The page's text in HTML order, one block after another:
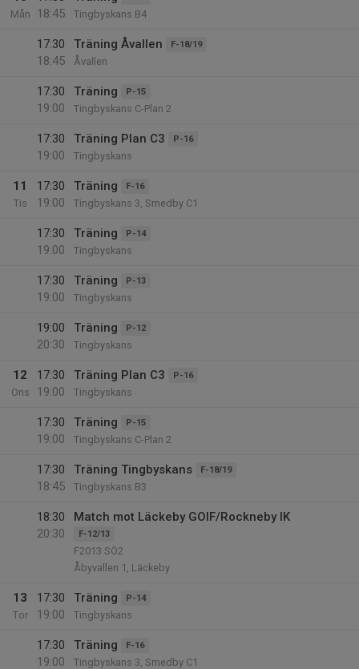
Mån
18:45
Tingbyskans B4
17:30
18:45
Träning Åvallen F-18/19
Åvallen
17:30
19:00
Träning P-15
Tingbyskans C-Plan 2
17:30
19:00
Träning Plan C3 P-16
Tingbyskans
11
Tis
17:30
19:00
Träning F-16
Tingbyskans 3, Smedby C1
17:30
19:00
Träning P-14
Tingbyskans
17:30
19:00
Träning P-13
Tingbyskans
19:00
20:30
Träning P-12
Tingbyskans
12
Ons
17:30
19:00
Träning Plan C3 P-16
Tingbyskans
17:30
19:00
Träning P-15
Tingbyskans C-Plan 2
17:30
18:45
Träning Tingbyskans F-18/19
Tingbyskans B3
18:30
20:30
Match mot Läckeby GOIF/Rockneby IK
F-12/13
F2013 SÖ2
Åbyvallen 1, Läckeby
13
Tor
17:30
19:00
Träning P-14
Tingbyskans
17:30
19:00
Träning F-16
Tingbyskans 3, Smedby C1